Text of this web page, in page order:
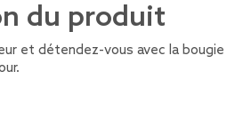
du produit
et détendez-vous avec la bougie